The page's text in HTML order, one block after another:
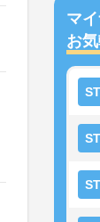
マ
お